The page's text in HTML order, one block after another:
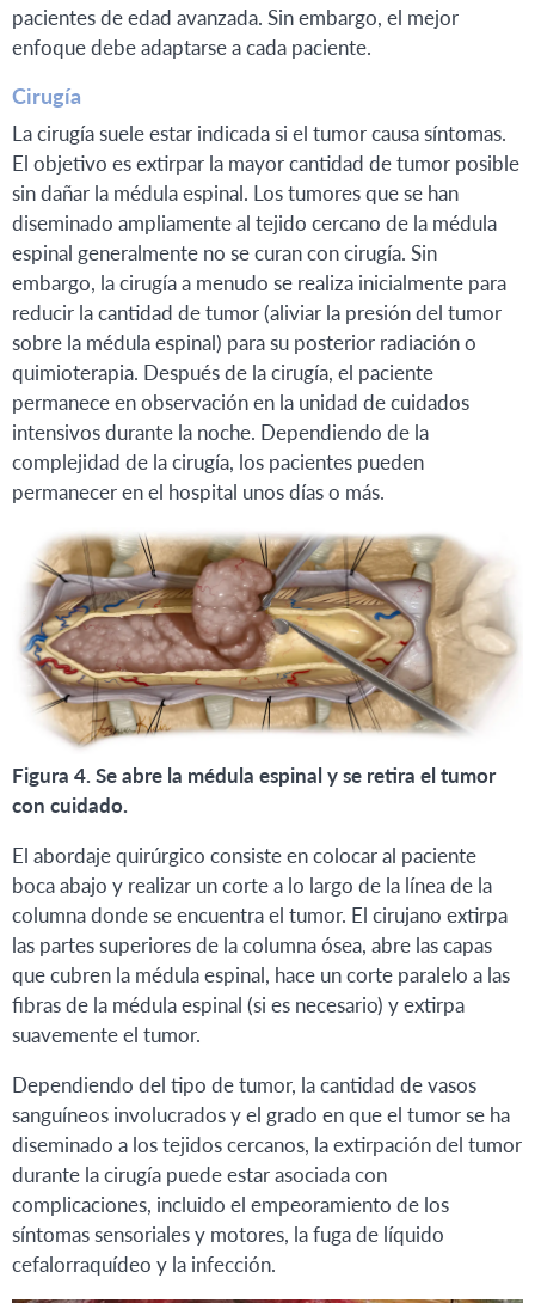
pacientes de edad avanzada. Sin embargo, el mejor
enfoque debe adaptarse a cada paciente.
Cirugía
La cirugía suele estar indicada si el tumor causa síntomas.
El objetivo es extirpar la mayor cantidad de tumor posible
sin dañar la médula espinal. Los tumores que se han
diseminado ampliamente al tejido cercano de la médula
espinal generalmente no se curan con cirugía. Sin
embargo, la cirugía a menudo se realiza inicialmente para
reducir la cantidad de tumor (aliviar la presión del tumor
sobre la médula espinal) para su posterior radiación o
quimioterapia. Después de la cirugía, el paciente
permanece en observación en la unidad de cuidados
intensivos durante la noche. Dependiendo de la
complejidad de la cirugía, los pacientes pueden
permanecer en el hospital unos días o más.
Figura 4. Se abre la médula espinal y se retira el tumor
con cuidado.
El abordaje quirúrgico consiste en colocar al paciente
boca abajo y realizar un corte a lo largo de la línea de la
columna donde se encuentra el tumor. El cirujano extirpa
las partes superiores de la columna ósea, abre las capas
que cubren la médula espinal, hace un corte paralelo a las
fibras de la médula espinal (si es necesario) y extirpa
suavemente el tumor.
Dependiendo del tipo de tumor, la cantidad de vasos
sanguíneos involucrados y el grado en que el tumor se ha
diseminado a los tejidos cercanos, la extirpación del tumor
durante la cirugía puede estar asociada con
complicaciones, incluido el empeoramiento de los
síntomas sensoriales y motores, la fuga de líquido
cefalorraquídeo y la infección.